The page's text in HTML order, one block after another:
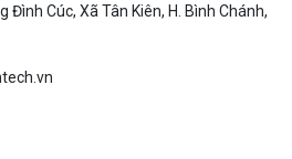
Cúc, Xã Tân Kiên, H. Bình Chánh,